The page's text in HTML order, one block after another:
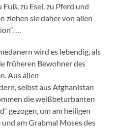
zu Esel, zu Pferd und
ziehen sie daher von allen
…
wird es lebendig, als
früheren Bewohner des
Aus allen
selbst aus Afghanistan
die weißbeturbanten
gezogen, um am heiligen
am Grabmal Moses des